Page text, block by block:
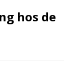
hos de